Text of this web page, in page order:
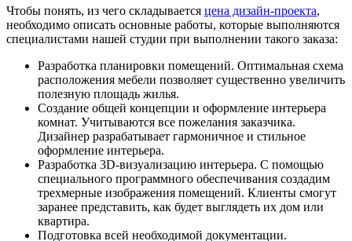
Чтобы понять, из чего складывается цена дизайн-проекта,
необходимо описать основные работы, которые выполняются
специалистами нашей студии при выполнении такого заказа:
Разработка планировки помещений. Оптимальная схема
расположения мебели позволяет существенно увеличить
полезную площадь жилья.
Создание общей концепции и оформление интерьера
комнат. Учитываются все пожелания заказчика.
Дизайнер разрабатывает гармоничное и стильное
оформление интерьера.
Разработка 3D-визуализацию интерьера. С помощью
специального программного обеспечивания создадим
трехмерные изображения помещений. Клиенты смогут
заранее представить, как будет выглядеть их дом или
квартира.
Подготовка всей необходимой документации.